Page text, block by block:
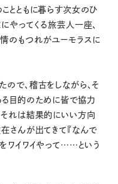
とともに暮らす次女のひ
やってくる旅芸人一座、
のもつれがユーモラスに
ので、稽古をしながら、そ
る目的のために皆で協力
それは結果的にいい方向
さんが出てきて『なんで
ワイワイやって……という